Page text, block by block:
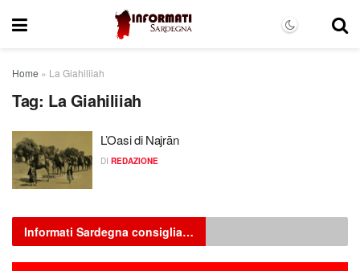
Home » La Giahiliiah
Tag: La Giahiliiah
L’Oasi di Najrān
DI REDAZIONE
Informati Sardegna consiglia…